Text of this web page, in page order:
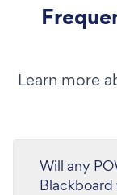
Learn more
Will any
Blackboard